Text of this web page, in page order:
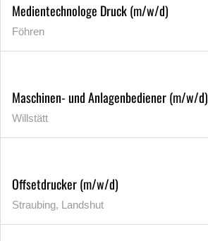
Medientechnologe Druck (m/w/d)
Föhren
Maschinen- und Anlagenbediener (m/w/d)
Willstätt
Offsetdrucker (m/w/d)
Straubing, Landshut